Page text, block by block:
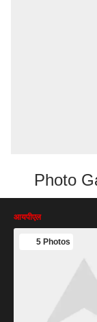
Photo
आयपीएल
5 Photos